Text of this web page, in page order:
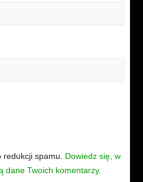
spamu. Dowiedz się, w
dane Twoich komentarzy.